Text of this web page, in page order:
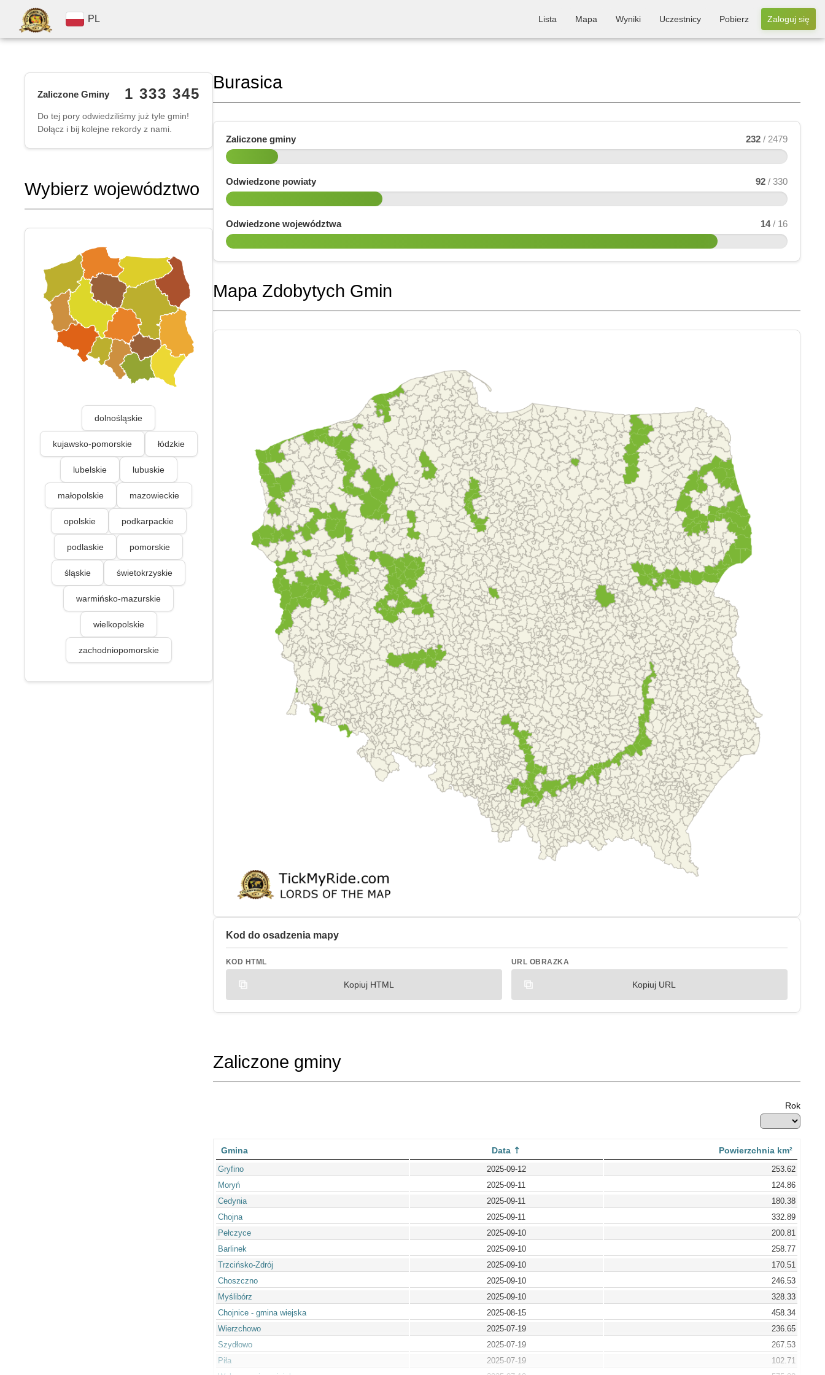
PL Lista Mapa Wyniki Uczestnicy Pobierz Zaloguj się
Zaliczone Gminy 1 333 345
Do tej pory odwiedziliśmy już tyle gmin!
Dołącz i bij kolejne rekordy z nami.
Wybierz województwo
dolnośląskie
kujawsko-pomorskie łódzkie
lubelskie lubuskie
małopolskie mazowieckie
opolskie podkarpackie
podlaskie pomorskie
śląskie świetokrzyskie
warmińsko-mazurskie
wielkopolskie
zachodniopomorskie
Burasica
Zaliczone gminy 232 / 2479
Odwiedzone powiaty 92 / 330
Odwiedzone województwa 14 / 16
Mapa Zdobytych Gmin
Kod do osadzenia mapy
KOD HTML
Kopiuj HTML
URL OBRAZKA
Kopiuj URL
Zaliczone gminy
Rok
Gmina Data Powierzchnia km²
Gryfino 2025-09-12
253.62
Moryń
2025-09-11
124.86
Cedynia
2025-09-11
180.38
Chojna
2025-09-11
332.89
Pełczyce
2025-09-10
200.81
Barlinek
2025-09-10
258.77
Trzcińsko-Zdrój
2025-09-10
170.51
Choszczno
2025-09-10
246.53
Myślibórz
2025-09-10
328.33
Chojnice - gmina wiejska
2025-08-15
458.34
Wierzchowo
2025-07-19
236.65
Szydłowo
2025-07-19
267.53
Piła
2025-07-19
102.71